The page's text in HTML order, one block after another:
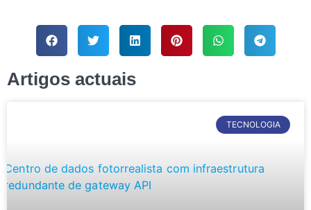
Artigos actuais
TECNOLOGIA